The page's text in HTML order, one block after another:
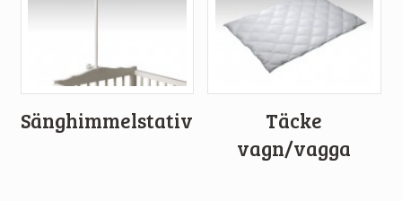
Sänghimmelstativ
Täcke
vagn/vagga